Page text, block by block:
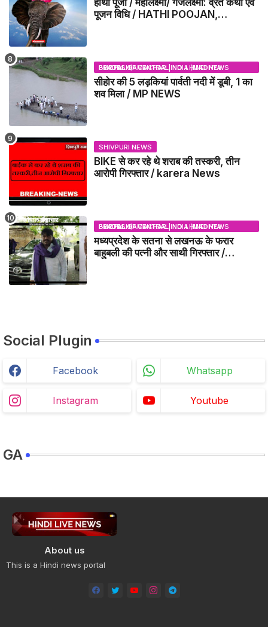
हाथी पूजा / महालक्ष्मी/ गजलक्ष्मी: व्रत कथा एवं
पूजन विधि / HATHI POOJAN,
BHOPAL SAMACHAR | NO 1 HINDI NEWS PORTAL OF CENTRAL INDIA (MADHYA PRADESH)
सीहोर की 5 लड़कियां पार्वती नदी में डूबी, 1 का
शव मिला / MP NEWS
SHIVPURI NEWS
BIKE से कर रहे थे शराब की तस्करी, तीन
आरोपी गिरफ्तार / karera News
BHOPAL SAMACHAR | NO 1 HINDI NEWS PORTAL OF CENTRAL INDIA (MADHYA PRADESH)
मध्यप्रदेश के सतना से लखनऊ के फरार
बाहुबली की पत्नी और साथी गिरफ्तार /
Social Plugin
Facebook Whatsapp
Instagram Youtube
GA
About us
This is a Hindi news portal